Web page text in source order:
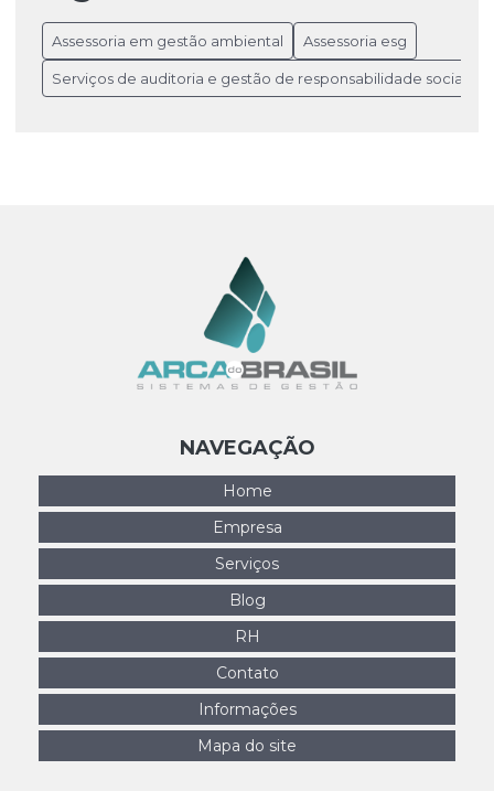
Negócio e Promova um Futuro Sustentável
Estratégias Essenciais de Assessoria ESG para
Impulsionar a Sustentabilidade Empresarial
Assessoria em gestão ambiental Assessoria esg
Serviços de auditoria e gestão de responsabilidade social
NAVEGAÇÃO
Home
Empresa
Serviços
Blog
RH
Contato
Informações
Mapa do site